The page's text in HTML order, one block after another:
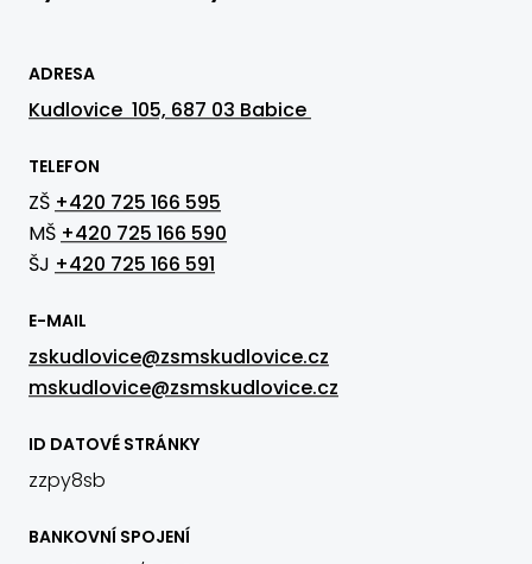
ADRESA
Kudlovice 105, 687 03 Babice
TELEFON
ZŠ +420 725 166 595
MŠ +420 725 166 590
ŠJ +420 725 166 591
E-MAIL
zskudlovice@zsmskudlovice.cz
mskudlovice@zsmskudlovice.cz
ID DATOVÉ STRÁNKY
zzpy8sb
BANKOVNÍ SPOJENÍ